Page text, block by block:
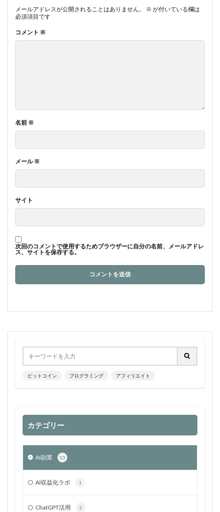
メールアドレスが公開されることはありません。 ※ が付いている欄は
必須項目です
コメント ※
名前 ※
メール※
サイト
次回のコメントで使用するためブラウザーに自分の名前、メールアドレ
ス、サイトを保存する。
ビットコイン プログラミング アフィリエイト
カテゴリー
AI副業 53
AI収益化ラボ 1
ChatGPT活用 5